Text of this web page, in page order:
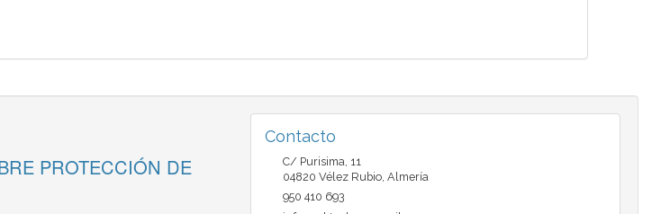
PROTECCIÓN DE
Contacto
C/ Purisima, 11
04820 Vélez Rubio, Almería
950 410 693